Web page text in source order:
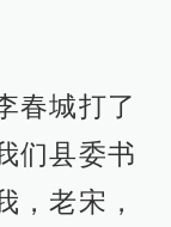
春城打了
们县委书
，老宋，